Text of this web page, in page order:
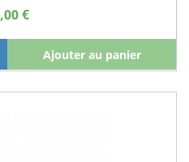
€
Ajouter au panier